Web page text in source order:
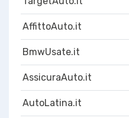
AffittoAuto.it
BmwUsate.it
AssicuraAuto.it
AutoLatina.it